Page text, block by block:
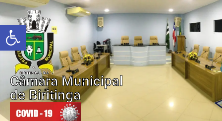
Câmara Municipal
de Biritinga
Abrir a barra de ferramentas